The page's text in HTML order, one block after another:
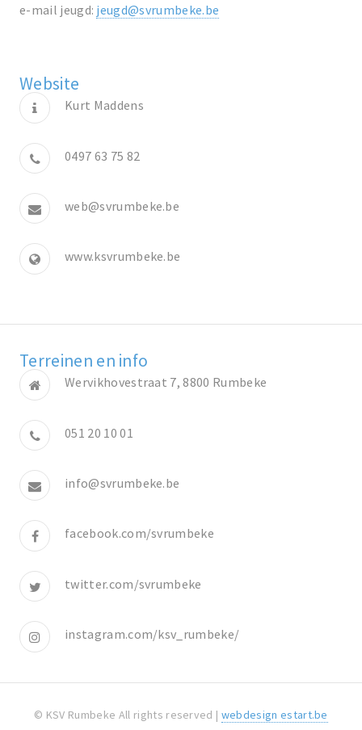
e-mail jeugd: jeugd@svrumbeke.be
Website
Kurt Maddens
0497 63 75 82
web@svrumbeke.be
www.ksvrumbeke.be
Terreinen en info
Wervikhovestraat 7, 8800 Rumbeke
051 20 10 01
info@svrumbeke.be
facebook.com/svrumbeke
twitter.com/svrumbeke
instagram.com/ksv_rumbeke/
© KSV Rumbeke All rights reserved | webdesign estart.be